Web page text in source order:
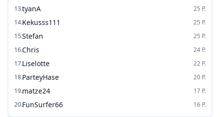
13.tyanA 25 P.
14.Kekusss111 25 P.
15.Stefan 25 P.
16.Chris 24 P.
17.Liselotte 22 P.
18.ParteyHase 20 P.
19.matze24 17 P.
20.FunSurfer66 16 P.